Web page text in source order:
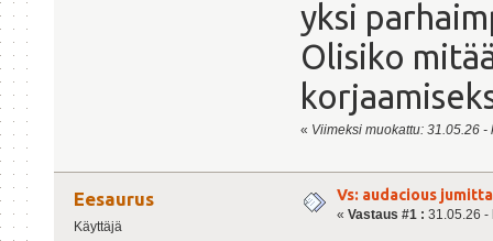
yksi
Olisiko
« Viimeksi muokattu: 31.05.26 -
Eesaurus
Käyttäjä
Vs: audacious
« Vastaus #1 : 31.05.26 -